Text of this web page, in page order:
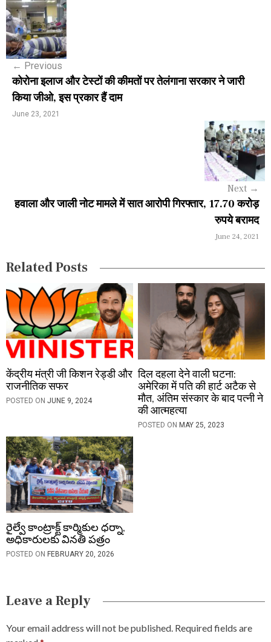
P
o
s
n
a
o
n
← Previous
कोरोना इलाज और टेस्टों की कीमतों पर तेलंगाना सरकार ने जारी
किया जीओ, इस प्रकार हैं दाम
June 23, 2021
Next →
हवाला और जाली नोट मामले में सात आरोपी गिरफ्तार, 17.70 करोड़
रुपये बरामद
June 24, 2021
Related Posts
केंद्रीय मंत्री जी किशन रेड्डी और
राजनीतिक सफर
POSTED ON JUNE 9, 2024
दिल दहला देने वाली घटना:
अमेरिका में पति की हार्ट अटैक से
मौत, अंतिम संस्कार के बाद पत्नी ने
की आत्महत्या
POSTED ONMAY 25, 2023
రైల్వే కాంట్రాక్ట్ కార్మికుల ధర్నా,
అధికారులకు వినతి పత్రం
POSTED ON FEBRUARY 20, 2026
Leave a Reply
Your email address will not be published. Required fields are